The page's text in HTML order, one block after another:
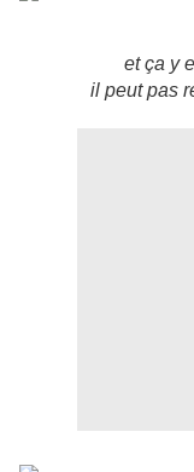
et ça y
il peut pas